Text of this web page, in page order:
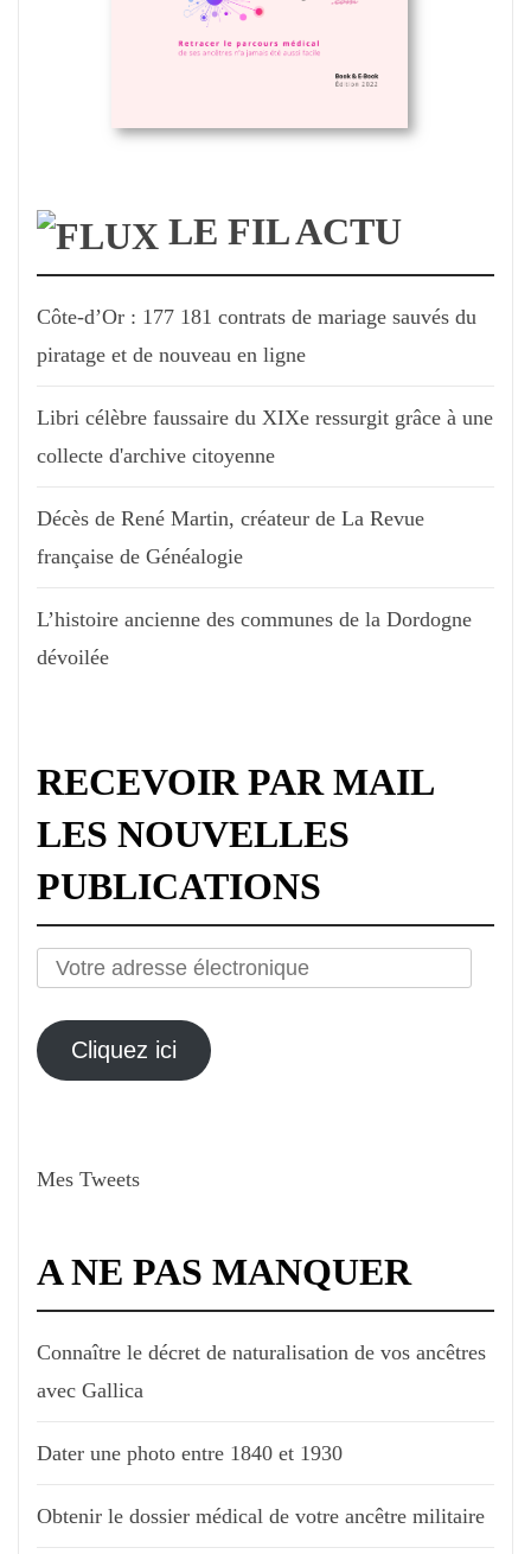
LE FIL ACTU
Côte-d’Or : 177 181 contrats de mariage sauvés du
piratage et de nouveau en ligne
Libri célèbre faussaire du XIXe ressurgit grâce à une
collecte d'archive citoyenne
Décès de René Martin, créateur de La Revue
française de Généalogie
L’histoire ancienne des communes de la Dordogne
dévoilée
RECEVOIR PAR MAIL
LES NOUVELLES
PUBLICATIONS
Votre
électronique
Cliquez ici
Mes Tweets
A NE PAS MANQUER
Connaître le décret de naturalisation de vos ancêtres
avec Gallica
Dater une photo entre 1840 et 1930
Obtenir le dossier médical de votre ancêtre militaire